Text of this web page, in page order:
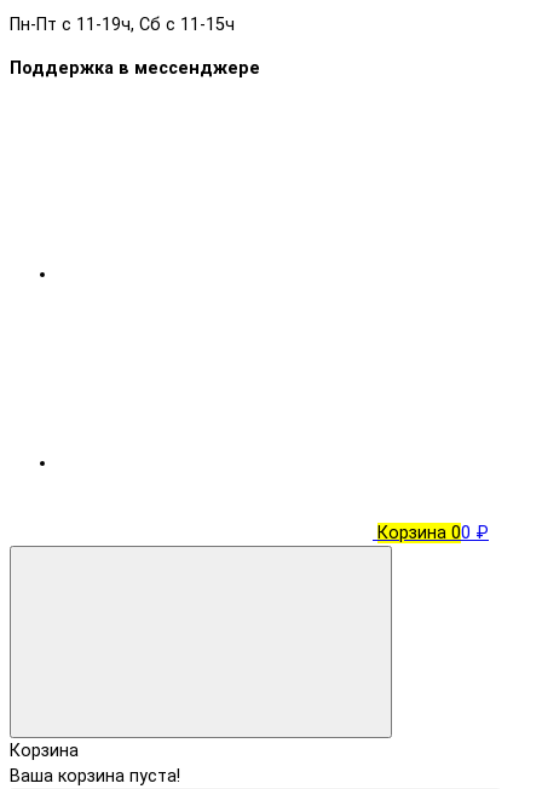
Пн-Пт с 11-19ч, Сб с 11-15ч
Поддержка в мессенджере
Корзина 00 ₽
Корзина
Ваша корзина пуста!